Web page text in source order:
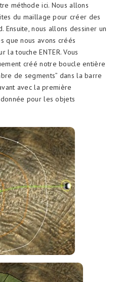
méthode ici. Nous allons
du maillage pour créer des
nous allons dessiner un
que nous avons créés
la touche ENTER. Vous
créé notre boucle entière
de segments” dans la barre
avec la première
pour les objets